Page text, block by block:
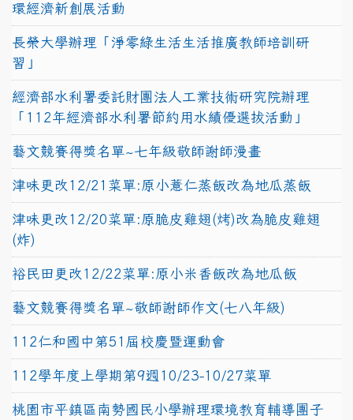
環經濟新創展活動
長榮大學辦理「淨零綠生活生活推廣教師培訓研
習」
經濟部水利署委託財團法人工業技術研究院辦理
「112年經濟部水利署節約用水績優選拔活動」
藝文競賽得獎名單~七年級敬師謝師漫畫
津味更改12/21菜單:原小薏仁蒸飯改為地瓜蒸飯
津味更改12/20菜單:原脆皮雞翅(烤)改為脆皮雞翅
(炸)
裕民田更改12/22菜單:原小米香飯改為地瓜飯
藝文競賽得獎名單~敬師謝師作文(七八年級)
112仁和國中第51屆校慶暨運動會
112學年度上學期第9週10/23-10/27菜單
桃園市平鎮區南勢國民小學辦理環境教育輔導團子